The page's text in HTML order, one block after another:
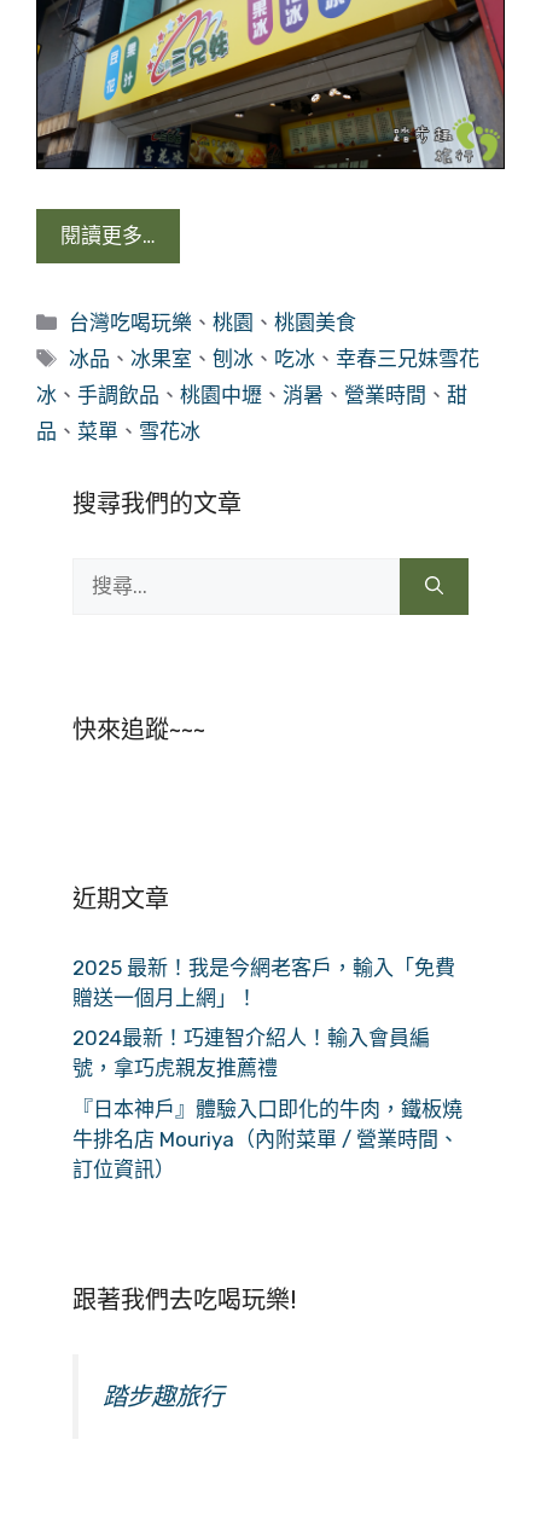
閱讀更多…
分
類
台灣吃喝玩樂 、桃園 、桃園美食
標
籤
冰品 、冰果室 、刨冰 、 吃冰 、幸春三兄妹雪花
冰 、 手調飲品 、 桃園中壢 、 消暑 、 營業時間 、 甜
品 、 菜單 、 雪花冰
搜尋我們的文章
尋:
快來追蹤~~~
近期文章
2025 最新！我是今網老客戶，輸入「免費
贈送一個月上網」！
2024最新！巧連智介紹人！輸入會員編
號，拿巧虎親友推薦禮
『日本神戶』體驗入口即化的牛肉，鐵板燒
牛排名店 Mouriya（內附菜單 / 營業時間、
訂位資訊）
跟著我們去吃喝玩樂!
踏步趣旅行